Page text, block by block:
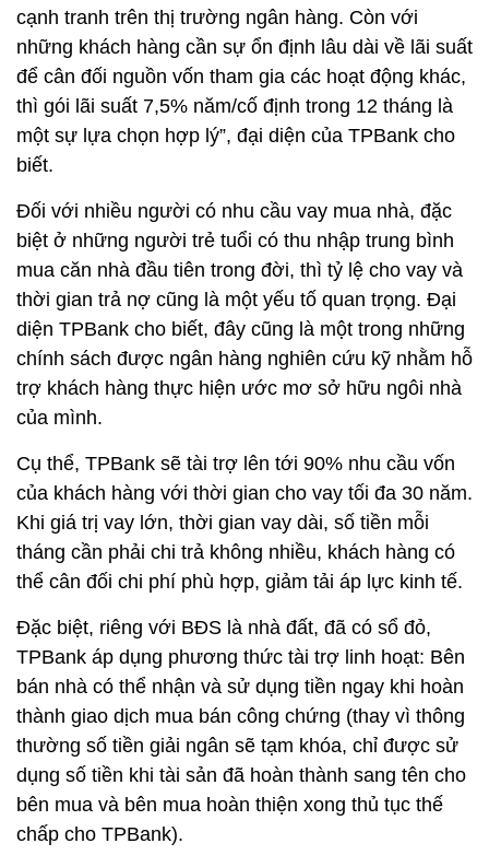
cạnh tranh trên thị trường ngân hàng. Còn với
những khách hàng cần sự ổn định lâu dài về lãi suất
để cân đối nguồn vốn tham gia các hoạt động khác,
thì gói lãi suất 7,5% năm/cố định trong 12 tháng là
một sự lựa chọn hợp lý”, đại diện của TPBank cho
biết.
Đối với nhiều người có nhu cầu vay mua nhà, đặc
biệt ở những người trẻ tuổi có thu nhập trung bình
mua căn nhà đầu tiên trong đời, thì tỷ lệ cho vay và
thời gian trả nợ cũng là một yếu tố quan trọng. Đại
diện TPBank cho biết, đây cũng là một trong những
chính sách được ngân hàng nghiên cứu kỹ nhằm hỗ
trợ khách hàng thực hiện ước mơ sở hữu ngôi nhà
của mình.
Cụ thể, TPBank sẽ tài trợ lên tới 90% nhu cầu vốn
của khách hàng với thời gian cho vay tối đa 30 năm.
Khi giá trị vay lớn, thời gian vay dài, số tiền mỗi
tháng cần phải chi trả không nhiều, khách hàng có
thể cân đối chi phí phù hợp, giảm tải áp lực kinh tế.
Đặc biệt, riêng với BĐS là nhà đất, đã có sổ đỏ,
TPBank áp dụng phương thức tài trợ linh hoạt: Bên
bán nhà có thể nhận và sử dụng tiền ngay khi hoàn
thành giao dịch mua bán công chứng (thay vì thông
thường số tiền giải ngân sẽ tạm khóa, chỉ được sử
dụng số tiền khi tài sản đã hoàn thành sang tên cho
bên mua và bên mua hoàn thiện xong thủ tục thế
chấp cho TPBank).